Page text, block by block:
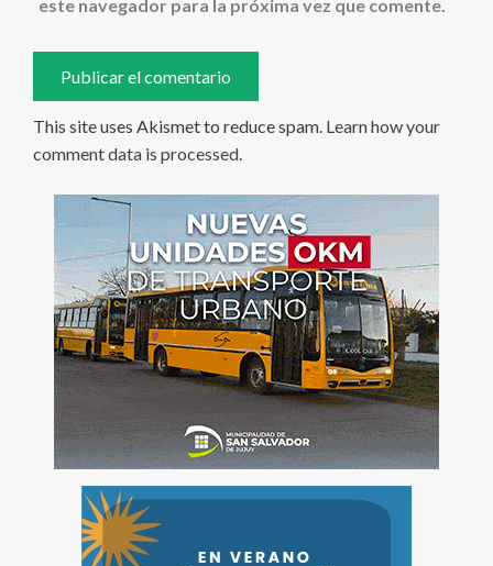
este navegador para la próxima vez que comente.
This site uses Akismet to reduce spam. Learn how your
comment data is processed.